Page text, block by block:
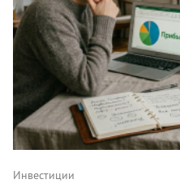
Инвестиции